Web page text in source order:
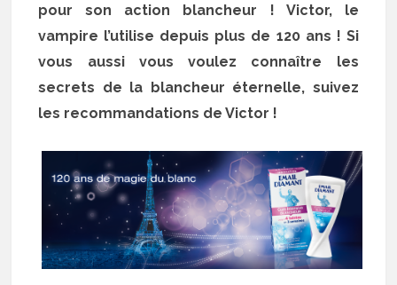
pour son action blancheur ! Victor, le
vampire l’utilise depuis plus de 120 ans ! Si
vous aussi vous voulez connaître les
secrets de la blancheur éternelle, suivez
les recommandations de Victor !